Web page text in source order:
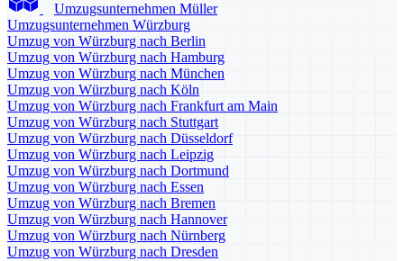
Umzugsunternehmen Müller
Umzugsunternehmen Würzburg
Umzug von Würzburg nach Berlin
Umzug von Würzburg nach Hamburg
Umzug von Würzburg nach München
Umzug von Würzburg nach Köln
Umzug von Würzburg nach Frankfurt am Main
Umzug von Würzburg nach Stuttgart
Umzug von Würzburg nach Düsseldorf
Umzug von Würzburg nach Leipzig
Umzug von Würzburg nach Dortmund
Umzug von Würzburg nach Essen
Umzug von Würzburg nach Bremen
Umzug von Würzburg nach Hannover
Umzug von Würzburg nach Nürnberg
Umzug von Würzburg nach Dresden